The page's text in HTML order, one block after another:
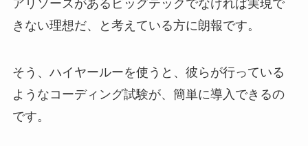
アリソースがあるビッグテックでなければ実現で
きない理想だ、と考えている方に朗報です。
そう、ハイヤールーを使うと、彼らが行っている
ようなコーディング試験が、簡単に導入できるの
です。